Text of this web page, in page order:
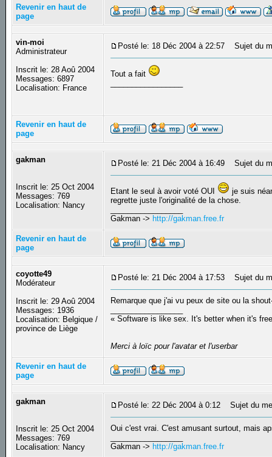
Revenir en haut de
page
vin-moi
Administrateur
Inscrit le: 28 Aoû 2004
Messages: 6897
Localisation: France
Posté le: 18 Déc 2004 à 22:57 Sujet du
Tout a fait
Revenir en haut de
page
gakman
Inscrit le: 25 Oct 2004
Messages: 769
Localisation: Nancy
Posté le: 21 Déc 2004 à 16:49 Sujet du
Etant le seul à avoir voté OUI
je suis
regrette juste l'originalité de la chose.
Gakman -> http://gakman.free.fr
Revenir en haut de
page
coyotte49
Modérateur
Inscrit le: 29 Aoû 2004
Messages: 1936
Localisation: Belgique /
province de Liège
Posté le: 21 Déc 2004 à 17:53 Sujet du
Remarque que j'ai vu peux de site ou la
« Software is like sex. It's better when it's
Merci à loïc pour l'avatar et l'userbar
Revenir en haut de
page
gakman
Inscrit le: 25 Oct 2004
Messages: 769
Localisation: Nancy
Posté le: 22 Déc 2004 à 0:12 Sujet du
Oui c'est vrai. C'est amusant surtout, mais
Gakman -> http://gakman.free.fr